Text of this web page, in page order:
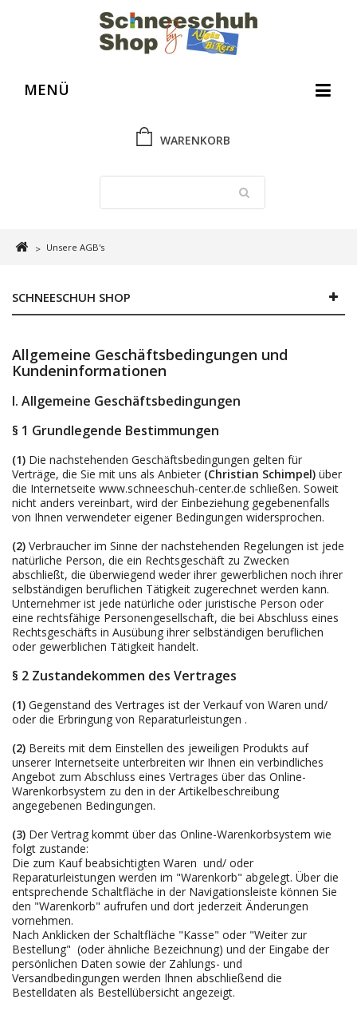
MENÜ
WARENKORB
> Unsere AGB's
SCHNEESCHUH SHOP
Allgemeine Geschäftsbedingungen und
Kundeninformationen
I. Allgemeine Geschäftsbedingungen
§ 1 Grundlegende Bestimmungen
(1) Die nachstehenden Geschäftsbedingungen gelten für
Verträge, die Sie mit uns als Anbieter (Christian Schimpel) über
die Internetseite www.schneeschuh-center.de schließen. Soweit
nicht anders vereinbart, wird der Einbeziehung gegebenenfalls
von Ihnen verwendeter eigener Bedingungen widersprochen.
(2) Verbraucher im Sinne der nachstehenden Regelungen ist jede
natürliche Person, die ein Rechtsgeschäft zu Zwecken
abschließt, die überwiegend weder ihrer gewerblichen noch ihrer
selbständigen beruflichen Tätigkeit zugerechnet werden kann.
Unternehmer ist jede natürliche oder juristische Person oder
eine rechtsfähige Personengesellschaft, die bei Abschluss eines
Rechtsgeschäfts in Ausübung ihrer selbständigen beruflichen
oder gewerblichen Tätigkeit handelt.
§ 2 Zustandekommen des Vertrages
(1) Gegenstand des Vertrages ist der Verkauf von Waren und/
oder die Erbringung von Reparaturleistungen .
(2) Bereits mit dem Einstellen des jeweiligen Produkts auf
unserer Internetseite unterbreiten wir Ihnen ein verbindliches
Angebot zum Abschluss eines Vertrages über das Online-
Warenkorbsystem zu den in der Artikelbeschreibung
angegebenen Bedingungen.
(3) Der Vertrag kommt über das Online-Warenkorbsystem wie
folgt zustande:
Die zum Kauf beabsichtigten Waren und/ oder
Reparaturleistungen werden im "Warenkorb" abgelegt. Über die
entsprechende Schaltfläche in der Navigationsleiste können Sie
den "Warenkorb" aufrufen und dort jederzeit Änderungen
vornehmen.
Nach Anklicken der Schaltfläche "Kasse" oder "Weiter zur
Bestellung" (oder ähnliche Bezeichnung) und der Eingabe der
persönlichen Daten sowie der Zahlungs- und
Versandbedingungen werden Ihnen abschließend die
Bestelldaten als Bestellübersicht angezeigt.